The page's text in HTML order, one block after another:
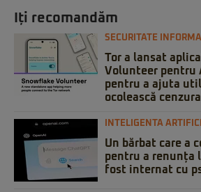
Iți recomandăm
SECURITATE
Tor a lansat
Volunteer pentru
pentru a ajuta
ocolească cenzura
INTELIGENTA
Un bărbat care a
pentru a renunța
fost internat cu